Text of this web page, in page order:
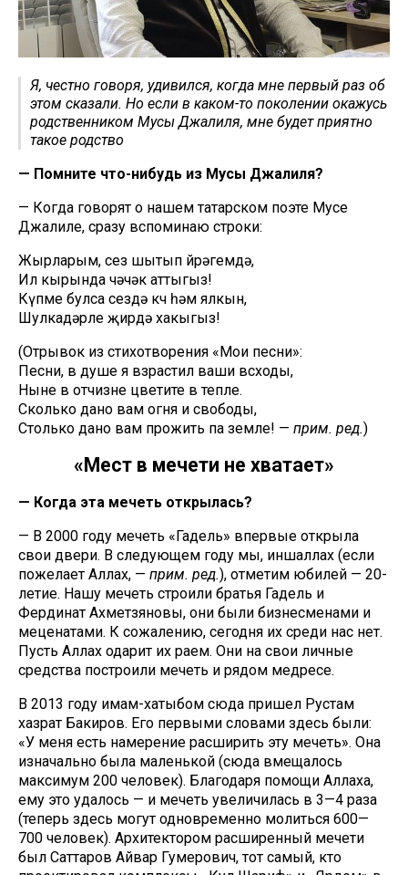
Я, честно говоря, удивился, когда мне первый раз об
этом сказали. Но если в каком-то поколении окажусь
родственником Мусы Джалиля, мне будет приятно
такое родство
— Помните что-нибудь из Мусы Джалиля?
— Когда говорят о нашем татарском поэте Мусе
Джалиле, сразу вспоминаю строки:
Жырларым, сез шытып йөрәгемдә,
Ил кырында чәчәк аттыгыз!
Күпме булса сездә көч һәм ялкын,
Шулкадәрле җирдә хакыгыз!
(Отрывок из стихотворения «Мои песни»:
Песни, в душе я взрастил ваши всходы,
Ныне в отчизне цветите в тепле.
Сколько дано вам огня и свободы,
Столько дано вам прожить па земле! — прим. ред.)
«Мест в мечети не хватает»
— Когда эта мечеть открылась?
— В 2000 году мечеть «Гадель» впервые открыла
свои двери. В следующем году мы, иншаллах (если
пожелает Аллах, — прим. ред.), отметим юбилей — 20-
летие. Нашу мечеть строили братья Гадель и
Фердинат Ахметзяновы, они были бизнесменами и
меценатами. К сожалению, сегодня их среди нас нет.
Пусть Аллах одарит их раем. Они на свои личные
средства построили мечеть и рядом медресе.
В 2013 году имам-хатыбом сюда пришел Рустам
хазрат Бакиров. Его первыми словами здесь были:
«У меня есть намерение расширить эту мечеть». Она
изначально была маленькой (сюда вмещалось
максимум 200 человек). Благодаря помощи Аллаха,
ему это удалось — и мечеть увеличилась в 3—4 раза
(теперь здесь могут одновременно молиться 600—
700 человек). Архитектором расширенный мечети
был Саттаров Айвар Гумерович, тот самый, кто